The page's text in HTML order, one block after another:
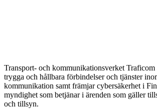
Transport- och kommunikationsverket Traficom
trygga och hållbara förbindelser och tjänster
kommunikation samt främjar cybersäkerhet i
myndighet som betjänar i ärenden som gäller
och tillsyn.